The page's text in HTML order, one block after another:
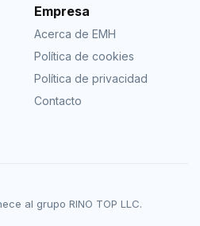
Empresa
Acerca de EMH
Política de cookies
Política de privacidad
Contacto
al grupo RINO TOP LLC.